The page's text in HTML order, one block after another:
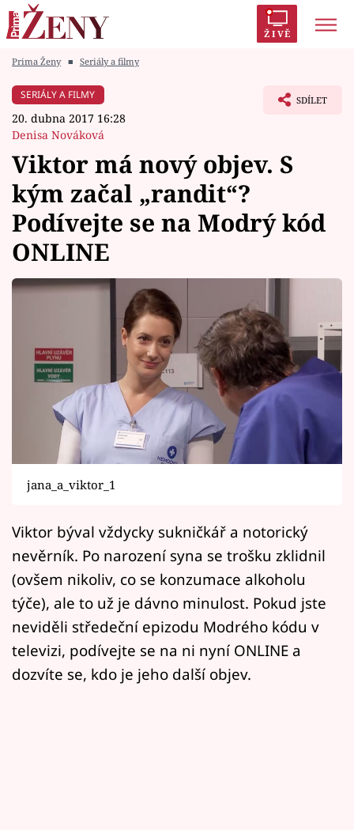
ŽIVĚ
Módní alarm
Témata
Celebrity
Vztahy
Horoskopy
Sledujte prima+
Filmový festival Karlovy Vary
Přihlášení
Sledujte nás
Prima Ženy ■ Seriály a filmy
SERIÁLY A FILMY
20. dubna 2017 16:28
Denisa Nováková
SDÍLET
Viktor má nový objev. S
kým začal „randit“?
Podívejte se na Modrý kód
ONLINE
jana_a_viktor_1
Viktor býval vždycky sukničkář a notorický
nevěrník. Po narození syna se trošku zklidnil
(ovšem nikoliv, co se konzumace alkoholu
týče), ale to už je dávno minulost. Pokud jste
neviděli středeční epizodu Modrého kódu v
televizi, podívejte se na ni nyní ONLINE a
dozvíte se, kdo je jeho další objev.